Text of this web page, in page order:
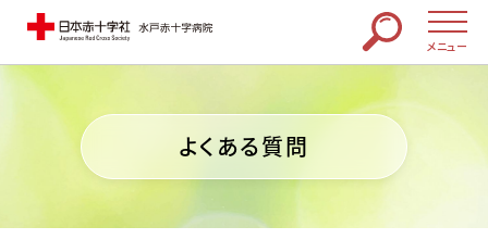
メニュー
よくある質問